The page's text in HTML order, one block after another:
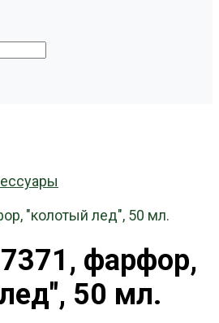
"колотый лед", 50 мл.
фарфор,
50 мл.